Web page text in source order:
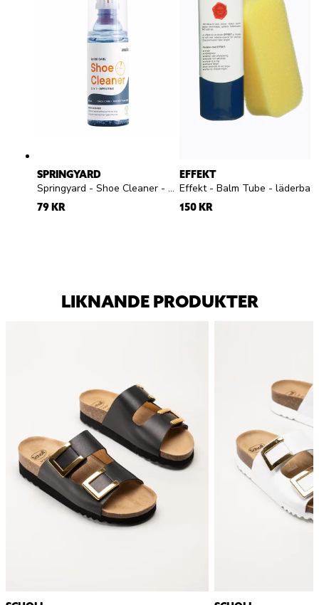
SPRINGYARD
Springyard - Shoe Cleaner - Rengöringsgel
79 KR
EFFEKT
150 KR
LIKNANDE PRODUKTER